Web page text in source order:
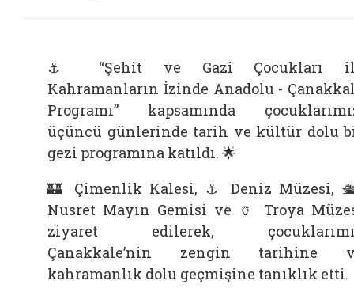
⚓ “Şehit ve Gazi Çocukları
Kahramanların İzinde Anadolu -
Programı” kapsamında
üçüncü günlerinde tarih ve kültür dolu
gezi programına katıldı. 🌟
🏰 Çimenlik Kalesi, ⚓ Deniz Müzesi,
Nusret Mayın Gemisi ve 🏺 Troya
ziyaret edilerek,
Çanakkale’nin zengin tarihine
kahramanlık dolu geçmişine tanıklık etti.